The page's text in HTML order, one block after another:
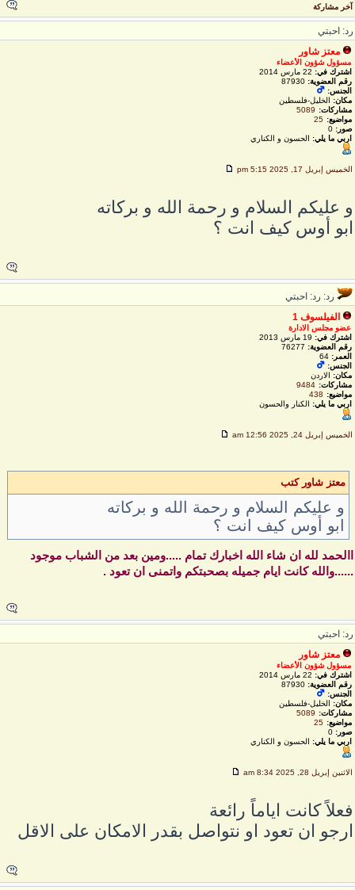
آخر مشاركة
احبتي
معتز شاور
مسؤول شؤون الأعضاء
اشترك في:22 مارس 2014
رقم العضوية:87930
الجنس:
مكان:الخليل-فلسطين
مشاركات:
5089
مواضيع:
25
صور: 0
اربي ما يلي:الحسون و الكناري
الخميس إبريل 17, 2025 5:15 pm
عليكم السلام و رحمة الله و بركاته
أوس كيف انت ؟
رد: رد: احبتي
الفيلسوف 1
عضو مجلس الادارة
اشترك في:19 مارس 2013
رقم العضوية:76277
العمر: 64
الجنس:
مكان:الاردن
مشاركات:
9484
مواضيع:
438
اربي ما يلي:الكنار والحسون
الخميس إبريل 24, 2025 12:56 am
معتز شاور كتب
و عليكم السلام و رحمة الله و بركاته
ابو أوس كيف انت ؟
لله ان شاء الله اخبارك تمام .....ومين بعد من الشباب موجود
كانت ايام جميله بصحبتكم واتمنى ان تعود .
احبتي
معتز شاور
مسؤول شؤون الأعضاء
اشترك في:22 مارس 2014
رقم العضوية:87930
الجنس:
مكان:الخليل-فلسطين
مشاركات:
5089
مواضيع:
25
صور: 0
اربي ما يلي:الحسون و الكناري
الاثنين إبريل 28, 2025 8:34 am
كانت اياماً رائعة
ان تعود او نتواصل بقدر الامكان على الاقل